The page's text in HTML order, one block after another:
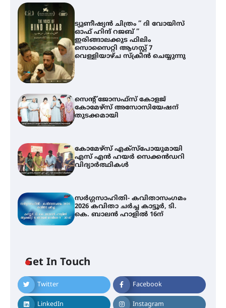
ട്യുണീഷ്യൻ ചിത്രം ” ദി വോയിസ്
ഓഫ് ഹിന്ദ് റജബ് ”
ഇരിങ്ങാലക്കുട ഫിലിം
സൊസൈറ്റി ആഗസ്റ്റ് 7
വെള്ളിയാഴ്ച സ്‌ക്രീൻ ചെയ്യുന്നു
സെന്റ് ജോസഫ്സ് കോളജ്
കോമേഴ്‌സ് അസോസിയേഷന്
തുടക്കമായി
കോമേഴ്സ് എക്സ്പോയുമായി
എസ് എൻ ഹയർ സെക്കൻഡറി
വിദ്യാർത്ഥികൾ
സർഗ്ഗസാഹിതി- കവിതാസംഗമം
2026 കവിതാ ചർച്ച കാട്ടൂർ, ടി.
കെ. ബാലൻ ഹാളിൽ 16ന്
Get In Touch
Twitter Facebook
LinkedIn Instagram